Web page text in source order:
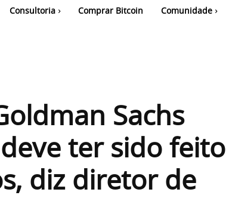
Consultoria Comprar Bitcoin Comunidade
Sachs
ter sido feito
diz diretor de